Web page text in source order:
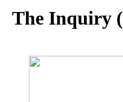
The Inquiry (